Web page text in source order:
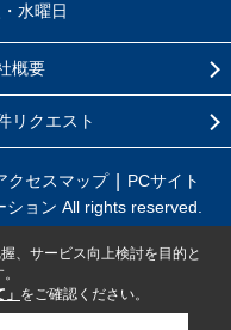
水曜日
概要
リクエスト
クセスマップ
PCサイト
ョン All rights reserved.
、サービス向上検討を目的と
をご確認ください。